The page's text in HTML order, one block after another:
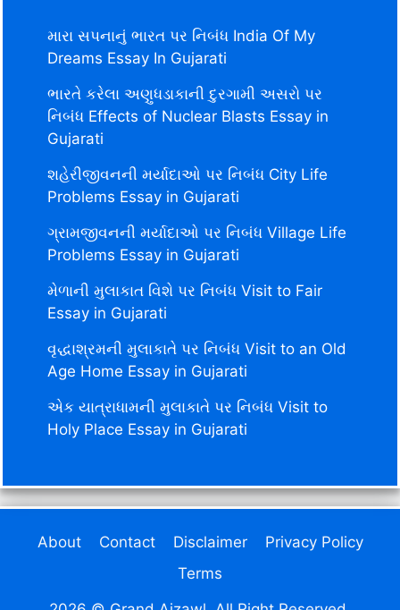
મારા સપનાનું ભારત પર નિબંધ India Of My
Dreams Essay In Gujarati
ભારતે કરેલા અણુધડાકાની દુરગામી અસરો પર
નિબંધ Effects of Nuclear Blasts Essay in
Gujarati
શહેરીજીવનની મર્યાદાઓ પર નિબંધ City Life
Problems Essay in Gujarati
ગ્રામજીવનની મર્યાદાઓ પર નિબંધ Village Life
Problems Essay in Gujarati
મેળાની મુલાકાત વિશે પર નિબંધ Visit to Fair
Essay in Gujarati
વૃદ્ધાશ્રમની મુલાકાતે પર નિબંધ Visit to an Old
Age Home Essay in Gujarati
એક યાત્રાધામની મુલાકાતે પર નિબંધ Visit to
Holy Place Essay in Gujarati
About Contact Disclaimer
Privacy Policy
Terms